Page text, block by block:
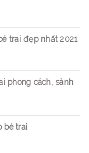
trai đẹp nhất 2021
phong cách, sành
bé trai